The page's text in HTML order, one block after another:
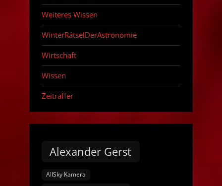
Weiteres Wissen
WinterRätselDerAstronomie
Wirtschaft
Wissen
Zeitraffer
Alexander Gerst
AllSky Kamera